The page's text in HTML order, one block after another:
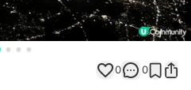
0 0